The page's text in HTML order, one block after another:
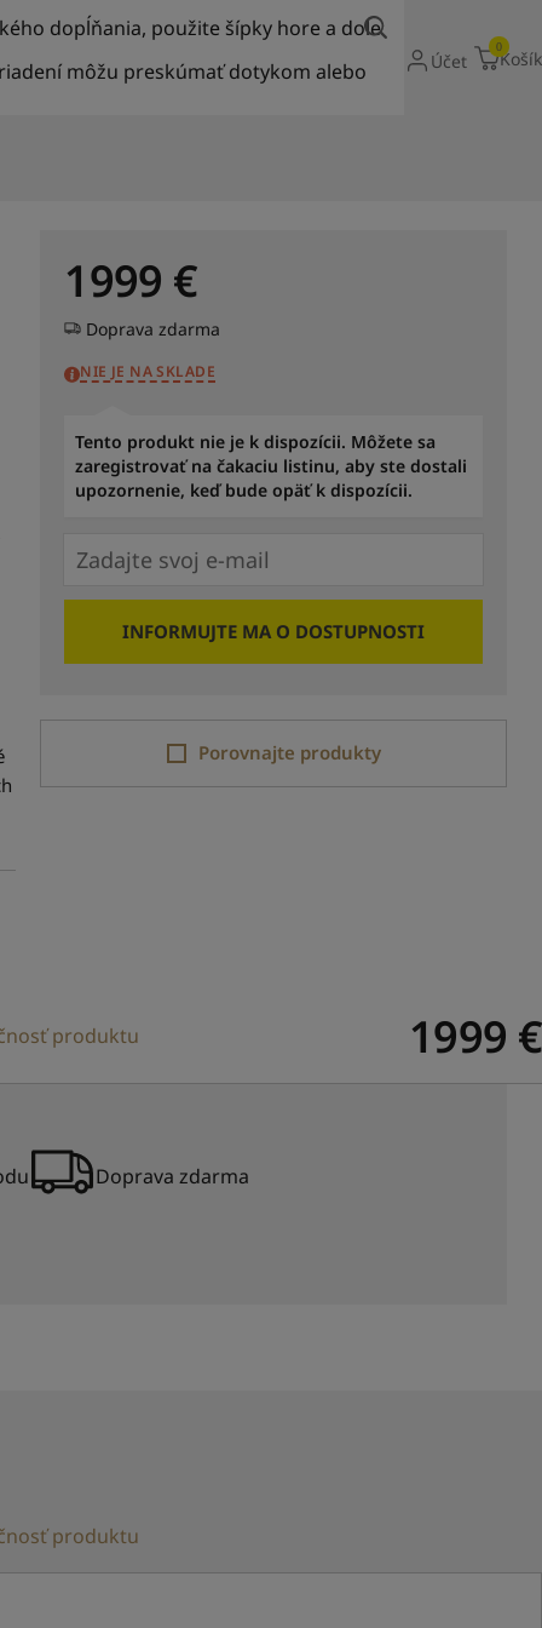
dopĺňania, použite šípky hore a dole
môžu preskúmať dotykom alebo
Účet
0
Košík
produktu 1999 €
1999 €
Doprava zdarma
NIE JE NA SKLADE
Tento produkt nie je k dispozícii. Môžete sa
zaregistrovať na čakaciu listinu, aby ste dostali
upozornenie, keď bude opäť k dispozícii.
INFORMUJTE MA O DOSTUPNOSTI
Porovnajte produkty
Doprava zdarma
produktu